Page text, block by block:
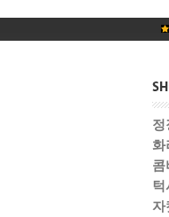
정
화
콤
턱
자